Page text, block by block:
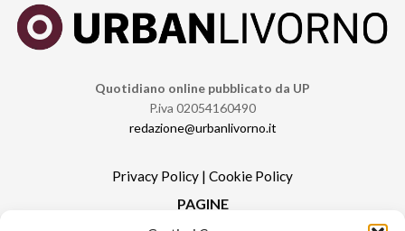
Quotidiano online pubblicato da UP
P.iva 02054160490
redazione@urbanlivorno.it
Privacy Policy | Cookie Policy
PAGINE